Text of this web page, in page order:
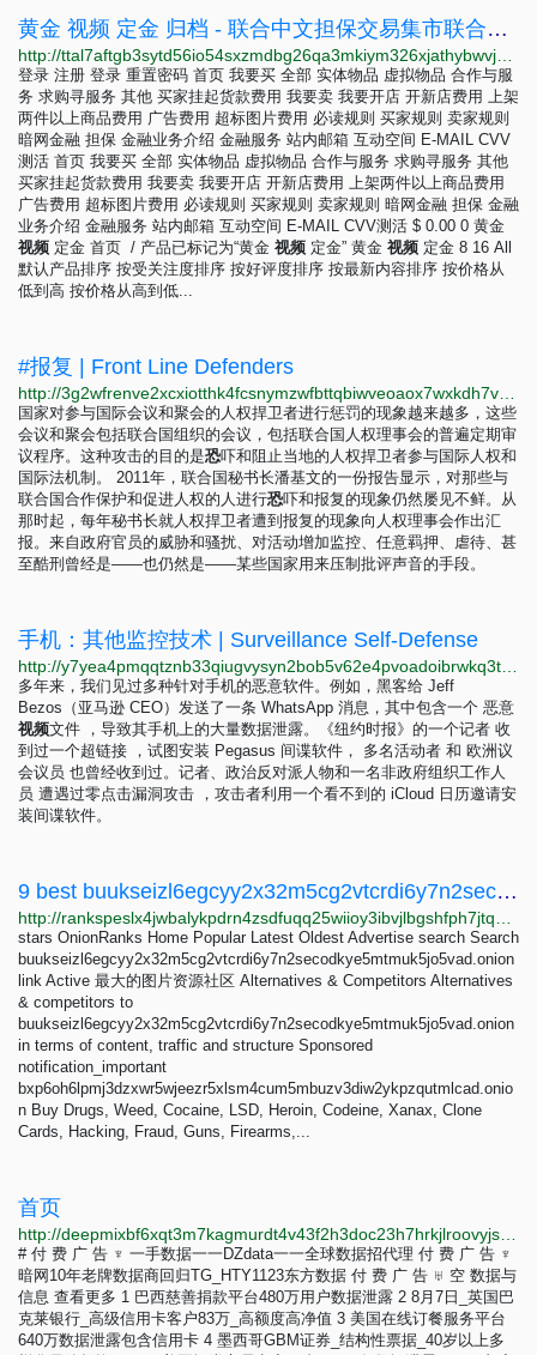
黄金 视频 定金 归档 - 联合中文担保交易集市联合中文担保交易集市
登录 注册 登录 重置密码 首页 我要买 全部 实体物品 虚拟物品 合作与服
务 求购寻服务 其他 买家挂起货款费用 我要卖 我要开店 开新店费用 上架
两件以上商品费用 广告费用 超标图片费用 必读规则 买家规则 卖家规则
暗网金融 担保 金融业务介绍 金融服务 站内邮箱 互动空间 E-MAIL CVV
测活 首页 我要买 全部 实体物品 虚拟物品 合作与服务 求购寻服务 其他
买家挂起货款费用 我要卖 我要开店 开新店费用 上架两件以上商品费用
广告费用 超标图片费用 必读规则 买家规则 卖家规则 暗网金融 担保 金融
业务介绍 金融服务 站内邮箱 互动空间 E-MAIL CVV测活 $ 0.00 0 黄金
视频 定金 首页 / 产品已标记为“黄金 视频 定金” 黄金 视频 定金 8 16 All
默认产品排序 按受关注度排序 按好评度排序 按最新内容排序 按价格从
低到高 按价格从高到低...
#报复 | Front Line Defenders
国家对参与国际会议和聚会的人权捍卫者进行惩罚的现象越来越多，这些
会议和聚会包括联合国组织的会议，包括联合国人权理事会的普遍定期审
议程序。这种攻击的目的是恐吓和阻止当地的人权捍卫者参与国际人权和
国际法机制。 2011年，联合国秘书长潘基文的一份报告显示，对那些与
联合国合作保护和促进人权的人进行恐吓和报复的现象仍然屡见不鲜。从
那时起，每年秘书长就人权捍卫者遭到报复的现象向人权理事会作出汇
报。来自政府官员的威胁和骚扰、对活动增加监控、任意羁押、虐待、甚
至酷刑曾经是——也仍然是——某些国家用来压制批评声音的手段。
手机：其他监控技术 | Surveillance Self-Defense
多年来，我们见过多种针对手机的恶意软件。例如，黑客给 Jeff
Bezos（亚马逊 CEO）发送了一条 WhatsApp 消息，其中包含一个 恶意
视频文件 ，导致其手机上的大量数据泄露。《纽约时报》的一个记者 收
到过一个超链接 ，试图安装 Pegasus 间谍软件， 多名活动者 和 欧洲议
会议员 也曾经收到过。记者、政治反对派人物和一名非政府组织工作人
员 遭遇过零点击漏洞攻击 ，攻击者利用一个看不到的 iCloud 日历邀请安
装间谍软件。
9 best buukseizl6egcyy2x32m5cg2vtcrdi6y7n2secodkye5mtmuk5jo5vad.onion Alternatives - OnionRanks
stars OnionRanks Home Popular Latest Oldest Advertise search Search
buukseizl6egcyy2x32m5cg2vtcrdi6y7n2secodkye5mtmuk5jo5vad.onion
link Active 最大的图片资源社区 Alternatives & Competitors Alternatives
& competitors to
buukseizl6egcyy2x32m5cg2vtcrdi6y7n2secodkye5mtmuk5jo5vad.onion
in terms of content, traffic and structure Sponsored
notification_important
bxp6oh6lpmj3dzxwr5wjeezr5xlsm4cum5mbuzv3diw2ykpzqutmlcad.onio
n Buy Drugs, Weed, Cocaine, LSD, Heroin, Codeine, Xanax, Clone
Cards, Hacking, Fraud, Guns, Firearms,...
首页
# 付 费 广 告 ♆ 一手数据一一DZdata一一全球数据招代理 付 费 广 告 ♆
暗网10年老牌数据商回归TG_HTY1123东方数据 付 费 广 告 ♅ 空 数据与
信息 查看更多 1 巴西慈善捐款平台480万用户数据泄露 2 8月7日_英国巴
克莱银行_高级信用卡客户83万_高额度高净值 3 美国在线订餐服务平台
640万数据泄露包含信用卡 4 墨西哥GBM证券_结构性票据_40岁以上多